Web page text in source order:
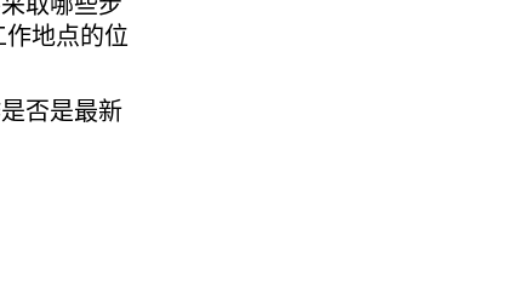
地点的位
否是最新